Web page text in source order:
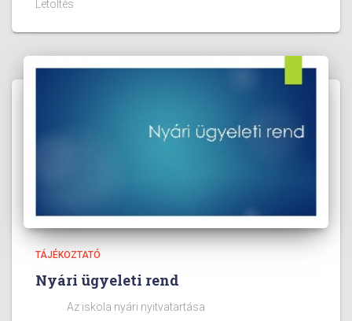
Letöltés
TÁJÉKOZTATÓ
Nyári ügyeleti rend
Az iskola nyári nyitvatartása